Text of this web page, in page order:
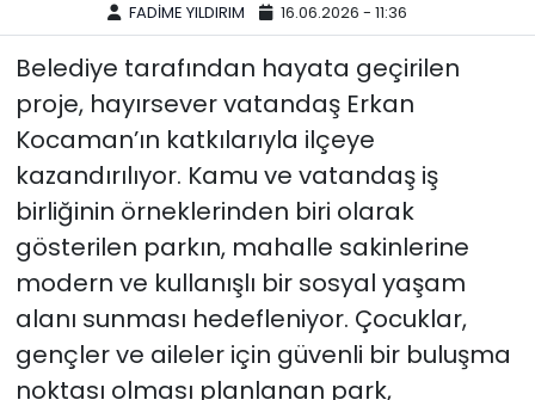
FADİME YILDIRIM 16.06.2026 - 11:36
Belediye tarafından hayata geçirilen
proje, hayırsever vatandaş Erkan
Kocaman’ın katkılarıyla ilçeye
kazandırılıyor. Kamu ve vatandaş iş
birliğinin örneklerinden biri olarak
gösterilen parkın, mahalle sakinlerine
modern ve kullanışlı bir sosyal yaşam
alanı sunması hedefleniyor. Çocuklar,
gençler ve aileler için güvenli bir buluşma
noktası olması planlanan park,
11:11 MANŞET